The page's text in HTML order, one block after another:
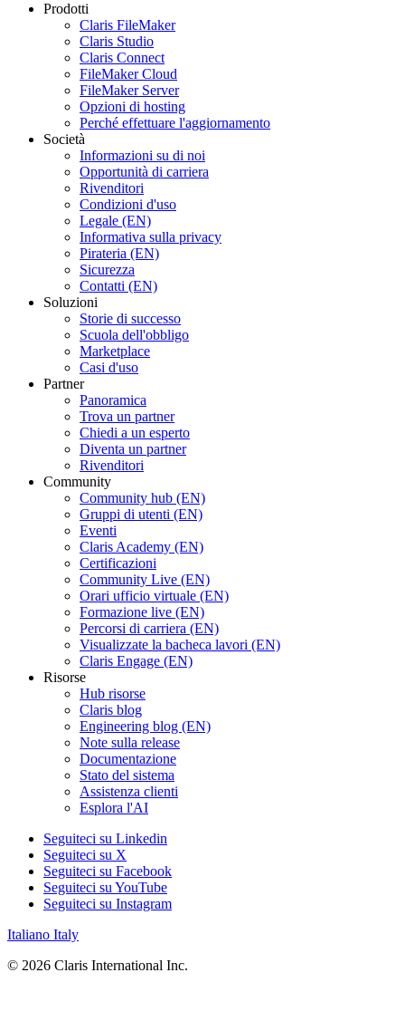
Prodotti
Claris FileMaker
Claris Studio
Claris Connect
FileMaker Cloud
FileMaker Server
Opzioni di hosting
Perché effettuare l'aggiornamento
Società
Informazioni su di noi
Opportunità di carriera
Rivenditori
Condizioni d'uso
Legale (EN)
Informativa sulla privacy
Pirateria (EN)
Sicurezza
Contatti (EN)
Soluzioni
Storie di successo
Scuola dell'obbligo
Marketplace
Casi d'uso
Partner
Panoramica
Trova un partner
Chiedi a un esperto
Diventa un partner
Rivenditori
Community
Community hub (EN)
Gruppi di utenti (EN)
Eventi
Claris Academy (EN)
Certificazioni
Community Live (EN)
Orari ufficio virtuale (EN)
Formazione live (EN)
Percorsi di carriera (EN)
Visualizzate la bacheca lavori (EN)
Claris Engage (EN)
Risorse
Hub risorse
Claris blog
Engineering blog (EN)
Note sulla release
Documentazione
Stato del sistema
Assistenza clienti
Esplora l'AI
Seguiteci su Linkedin
Seguiteci su X
Seguiteci su Facebook
Seguiteci su YouTube
Seguiteci su Instagram
Italiano Italy
© 2026 Claris International Inc.